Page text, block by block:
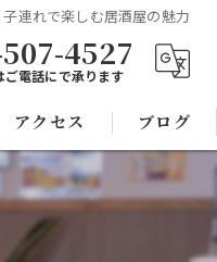
子連れで楽しむ居酒屋の魅力
4527
ご電話にで承ります
アクセス ブログ
コラム